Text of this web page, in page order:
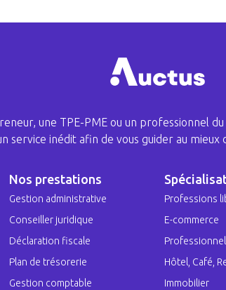
une TPE-PME ou un professionnel
service inédit afin de vous guider au mieux
Nos prestations
Gestion administrative
Conseiller juridique
Déclaration fiscale
Plan de trésorerie
Gestion comptable
Professions
E-commerce
Hôtel, Café,
Immobilier